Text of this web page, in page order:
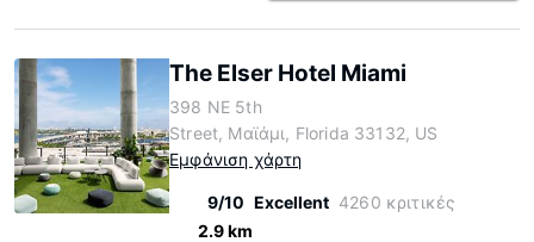
The Elser Hotel Miami
398 NE 5th
Street, Μαϊάμι, Florida 33132, US
Εμφάνιση χάρτη
9/10 Excellent 4260 κριτικές
2.9 km